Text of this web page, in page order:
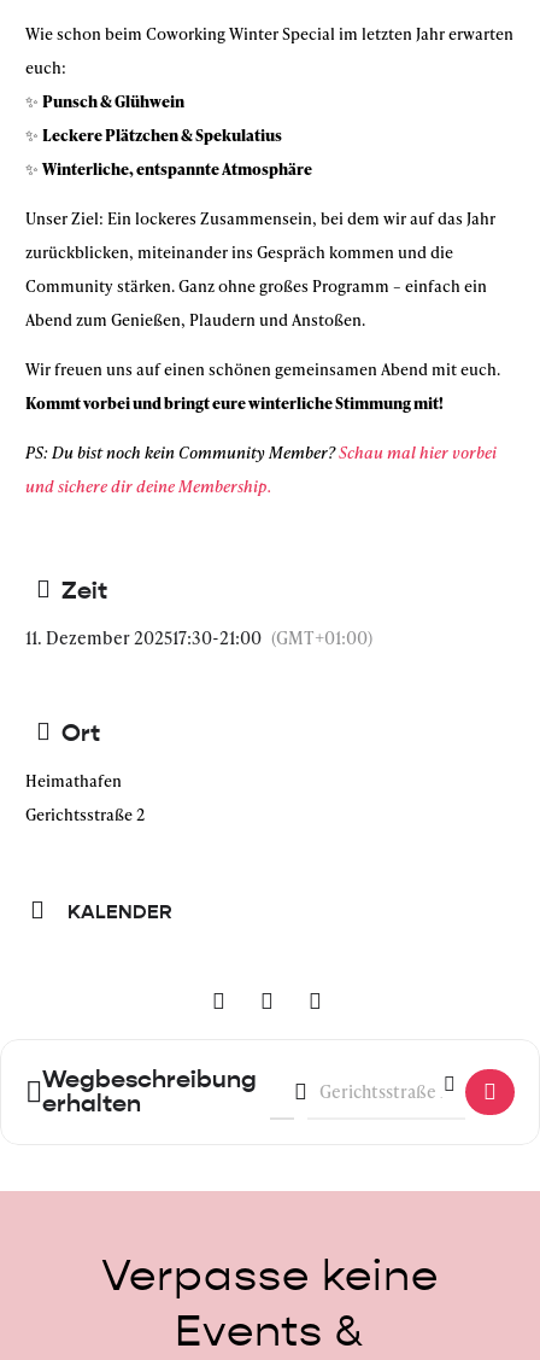
Wie schon beim Coworking Winter Special im letzten Jahr erwarten
euch:
✨ Punsch & Glühwein
✨ Leckere Plätzchen & Spekulatius
✨Winterliche, entspannte Atmosphäre
Unser Ziel: Ein lockeres Zusammensein, bei dem wir auf das Jahr
zurückblicken, miteinander ins Gespräch kommen und die
Community stärken. Ganz ohne großes Programm – einfach ein
Abend zum Genießen, Plaudern und Anstoßen.
Wir freuen uns auf einen schönen gemeinsamen Abend mit euch.
Kommt vorbei und bringt eure winterliche Stimmung mit!
PS: Du bist noch kein Community Member?Schau mal hier vorbei
und sichere dir deine Membership.
Zeit
11. Dezember 202517:30-21:00 (GMT+01:00)
Ort
Heimathafen
Gerichtsstraße 2
KALENDER
Wegbeschreibung
erhalten
Address - Community Winter
Destination Address -
Verpasse keine
Events &